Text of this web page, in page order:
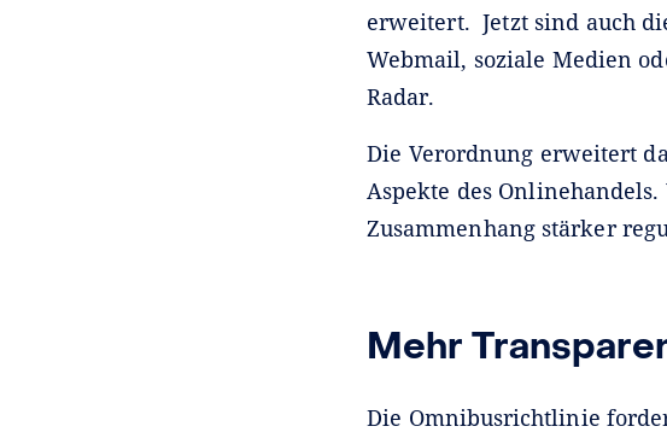
erweitert. Jetzt sind auch
Webmail, soziale Medien
Radar.
Die Verordnung erweitert
Aspekte des
Zusammenhang stärker
Mehr
Die Omnibusrichtlinie